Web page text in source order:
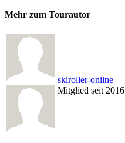
Mehr zum Tourautor
skiroller-online
Mitglied seit 2016